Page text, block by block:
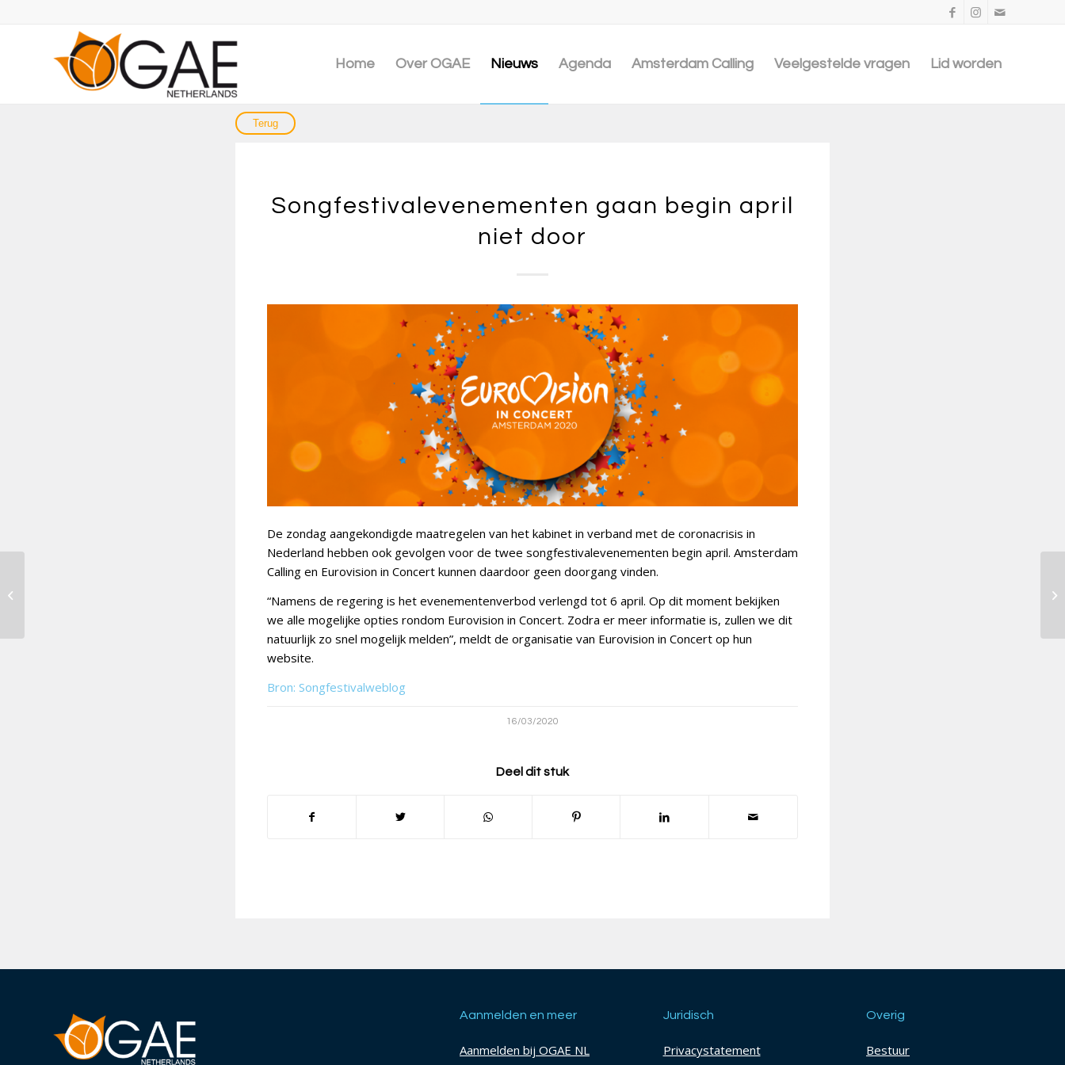
Home Over OGAE Nieuws Agenda Amsterdam Calling Veelgestelde vragen Lid worden
Songfestivalevenementen gaan begin april
niet door
De zondag aangekondigde maatregelen van het kabinet in verband met de coronacrisis in
Nederland hebben ook gevolgen voor de twee songfestivalevenementen begin april. Amsterdam
Calling en Eurovision in Concert kunnen daardoor geen doorgang vinden.
“Namens de regering is het evenementenverbod verlengd tot 6 april. Op dit moment bekijken
we alle mogelijke opties rondom Eurovision in Concert. Zodra er meer informatie is, zullen we dit
natuurlijk zo snel mogelijk melden”, meldt de organisatie van Eurovision in Concert op hun
website.
Bron: Songfestivalweblog
16/03/2020
Deel dit stuk
Aanmelden en meer
Aanmelden bij OGAE NL
Juridisch
Privacystatement
Overig
Bestuur